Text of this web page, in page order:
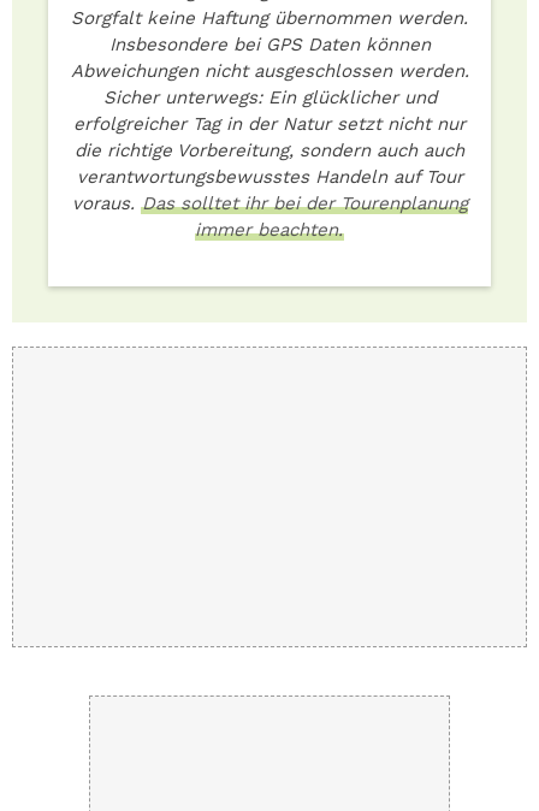
Sorgfalt keine Haftung übernommen werden.
Insbesondere bei GPS Daten können
Abweichungen nicht ausgeschlossen werden.
Sicher unterwegs: Ein glücklicher und
erfolgreicher Tag in der Natur setzt nicht nur
die richtige Vorbereitung, sondern auch auch
verantwortungsbewusstes Handeln auf Tour
voraus. Das solltet ihr bei der Tourenplanung
immer beachten.